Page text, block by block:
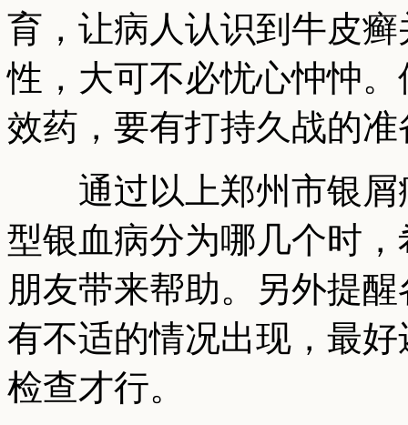
育，让病人认识到牛皮
性，大可不必忧心忡忡
效药，要有打持久战的准
通过以上郑州市银屑
型银血病分为哪几个时
朋友带来帮助。另外提
有不适的情况出现，最
检查才行。